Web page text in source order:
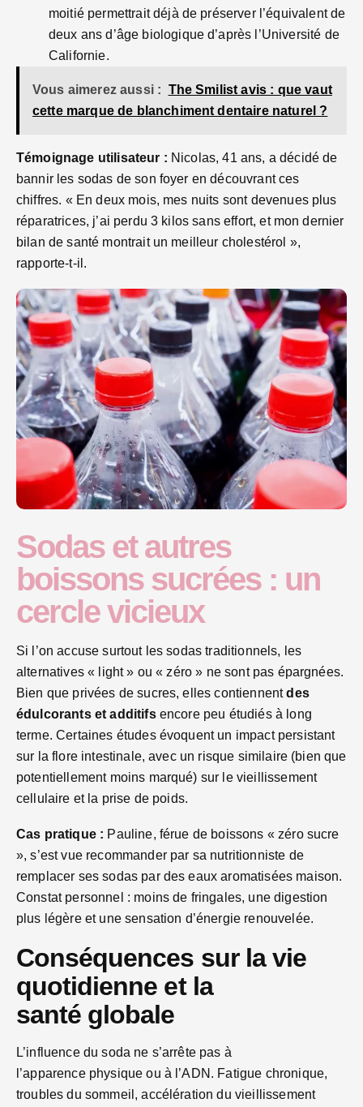
moitié permettrait déjà de préserver l’équivalent de
deux ans d’âge biologique d’après l’Université de
Californie.
Vous aimerez aussi : The Smilist avis : que vaut
cette marque de blanchiment dentaire naturel ?
Témoignage utilisateur : Nicolas, 41 ans, a décidé de
bannir les sodas de son foyer en découvrant ces
chiffres. « En deux mois, mes nuits sont devenues plus
réparatrices, j’ai perdu 3 kilos sans effort, et mon dernier
bilan de santé montrait un meilleur cholestérol »,
rapporte-t-il.
Sodas et autres
boissons sucrées : un
cercle vicieux
Si l’on accuse surtout les sodas traditionnels, les
alternatives « light » ou « zéro » ne sont pas épargnées.
Bien que privées de sucres, elles contiennentdes
édulcorants et additifsencore peu étudiés à long
terme. Certaines études évoquent un impact persistant
sur la flore intestinale, avec un risque similaire (bien que
potentiellement moins marqué) sur le vieillissement
cellulaire et la prise de poids.
Cas pratique : Pauline, férue de boissons « zéro sucre
», s’est vue recommander par sa nutritionniste de
remplacer ses sodas par des eaux aromatisées maison.
Constat personnel : moins de fringales, une digestion
plus légère et une sensation d’énergie renouvelée.
Conséquences sur la vie
quotidienne et la
santé globale
L’influence du soda ne s’arrête pas à
l’apparence physique ou à l’ADN. Fatigue chronique,
troubles du sommeil, accélération du vieillissement